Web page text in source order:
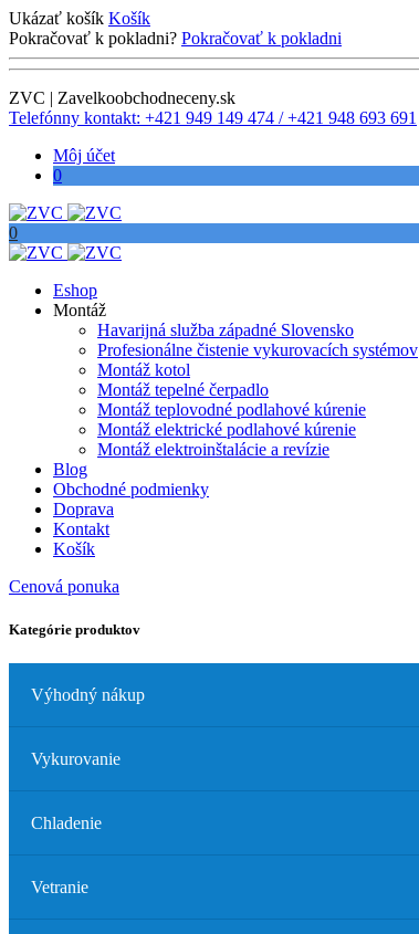
Ukázať košík Košík
Pokračovať k pokladni? Pokračovať k pokladni
ZVC | Zavelkoobchodneceny.sk
Telefónny kontakt: +421 949 149 474 / +421 948 693 691
Môj účet
0
0
Eshop
Montáž
Havarijná služba západné Slovensko
Profesionálne čistenie vykurovacích systémov
Montáž kotol
Montáž tepelné čerpadlo
Montáž teplovodné podlahové kúrenie
Montáž elektrické podlahové kúrenie
Montáž elektroinštalácie a revízie
Blog
Obchodné podmienky
Doprava
Kontakt
Košík
Cenová ponuka
Kategórie produktov
Výhodný nákup
Vykurovanie
Chladenie
Vetranie